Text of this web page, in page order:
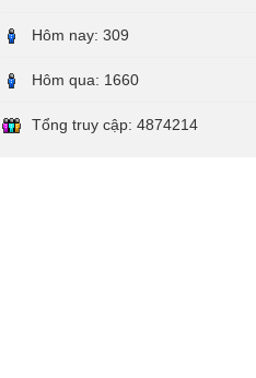
Hôm nay:309
Hôm qua: 1660
Tổng truy cập:4874214